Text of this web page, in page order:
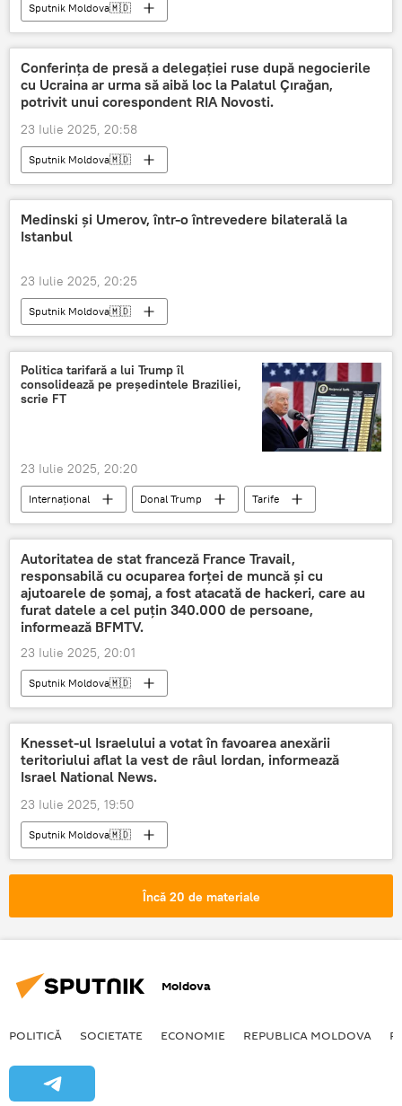
Sputnik Moldova🇲🇩
Conferința de presă a delegației ruse după negocierile
cu Ucraina ar urma să aibă loc la Palatul Çırağan,
potrivit unui corespondent RIA Novosti.
23 Iulie 2025, 20:58
Sputnik Moldova🇲🇩
Medinski și Umerov, într-o întrevedere bilaterală la
Istanbul
23 Iulie 2025, 20:25
Sputnik Moldova🇲🇩
Politica tarifară a lui Trump îl
consolidează pe președintele Braziliei,
scrie FT
23 Iulie 2025, 20:20
Internațional Donal Trump
Tarife
Brazilia
Luis Ignacio Lula da Silva
Autoritatea de stat franceză France Travail,
responsabilă cu ocuparea forței de muncă și cu
ajutoarele de șomaj, a fost atacată de hackeri, care au
furat datele a cel puțin 340.000 de persoane,
informează BFMTV.
23 Iulie 2025, 20:01
Sputnik Moldova🇲🇩
Knesset-ul Israelului a votat în favoarea anexării
teritoriului aflat la vest de râul Iordan, informează
Israel National News.
23 Iulie 2025, 19:50
Sputnik Moldova🇲🇩
Încă 20 de materiale
Moldova
POLITICĂ SOCIETATE ECONOMIE REPUBLICA MOLDOVA